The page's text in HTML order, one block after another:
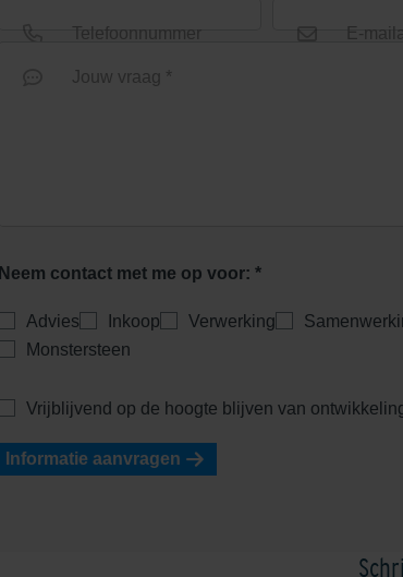
Telefoonnummer E-
Jouw vraag *
Neem contact met me op voor: *
Advies Inkoop Verwerking
Monstersteen
Vrijblijvend op de hoogte blijven van
Informatie aanvragen